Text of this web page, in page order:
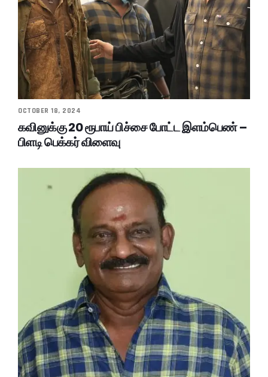
OCTOBER 18, 2024
கவினுக்கு 20 ரூபாய் பிச்சை போட்ட இளம்பெண் –
பிளடி பெக்கர் விளைவு